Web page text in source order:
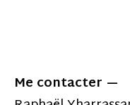
Me contacter